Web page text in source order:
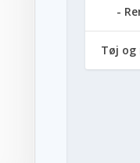
Tøj og